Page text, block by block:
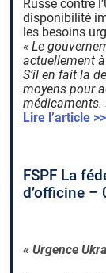
Russe contre
disponibilité
les besoins
« Le
actuellement
S’il en fait la
moyens pour
médicaments.
Lire l’article
FSPF La
d’officine
« Urgence